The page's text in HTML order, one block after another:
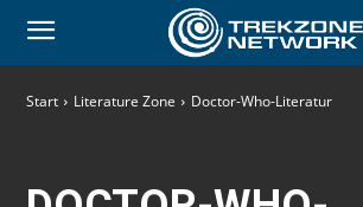
Start Literature Zone Doctor-Who-Literatur